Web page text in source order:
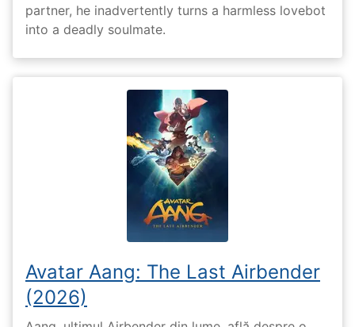
partner, he inadvertently turns a harmless lovebot
into a deadly soulmate.
Avatar Aang: The Last Airbender
(2026)